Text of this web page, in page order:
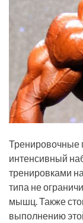
Тренировочные
интенсивный
тренировками
типа не
мышц. Также
выполнению